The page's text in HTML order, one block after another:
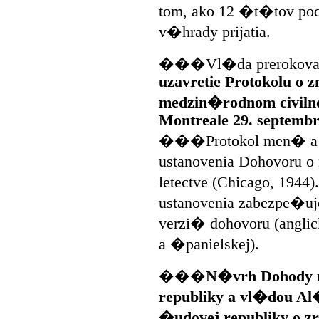
tom, ako 12 �t�tov
v�hrady prijatia.
���Vl�da
uzavretie Protokolu o
medzin�rodnom
Montreale 29.
���Protokol men�
ustanovenia Dohovoru
letectve (Chicago,
ustanovenia
verzi� dohovoru
a �panielskej).
���N�vrh Dohody
republiky a vl�dou